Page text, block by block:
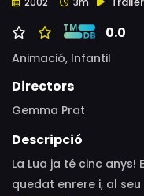
0.0
Animació, Infantil
Directors
Gemma Prat
Descripció
La Lua ja té cinc
quedat enrere i, al